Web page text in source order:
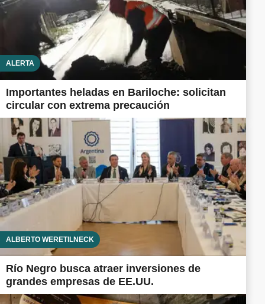
ALERTA
Importantes heladas en Bariloche: solicitan
circular con extrema precaución
ALBERTO WERETILNECK
Río Negro busca atraer inversiones de
grandes empresas de EE.UU.